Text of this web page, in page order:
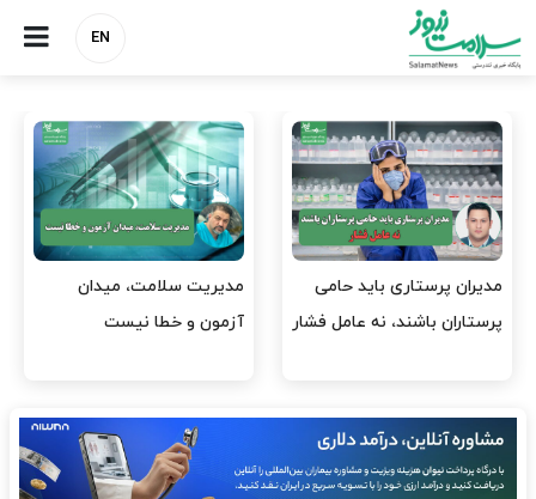
EN
وقت وزیر بهداشت باید صرف
افتتاح پروژه‌ها شود؟
واردات دارو و کالاهای اساسی
باید در اولویت تخصیص ارز